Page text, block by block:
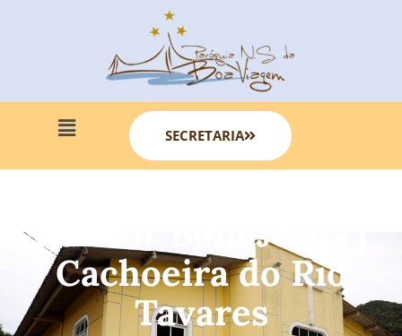
SECRETARIA
Senhor Bom Jesus |
Cachoeira do Rio
Tavares